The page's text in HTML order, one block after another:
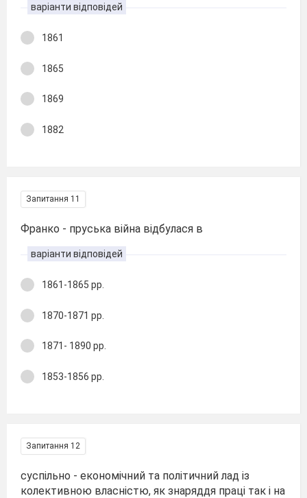
варіанти відповідей
1861
1865
1869
1882
Запитання 11
Франко - пруська війна відбулася в
варіанти відповідей
1861-1865 рр.
1870-1871 рр.
1871- 1890 рр.
1853-1856 рр.
Запитання 12
суспільно - економічний та політичний лад із
колективною власністю, як знаряддя праці так і на